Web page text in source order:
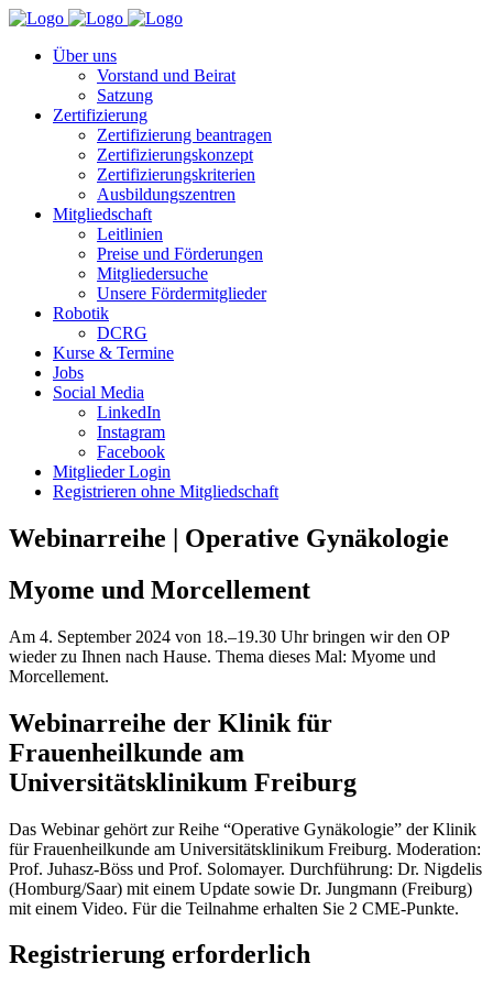
Über uns
Vorstand und Beirat
Satzung
Zertifizierung
Zertifizierung beantragen
Zertifizierungskonzept
Zertifizierungskriterien
Ausbildungszentren
Mitgliedschaft
Leitlinien
Preise und Förderungen
Mitgliedersuche
Unsere Fördermitglieder
Robotik
DCRG
Kurse & Termine
Jobs
Social Media
LinkedIn
Instagram
Facebook
Mitglieder Login
Registrieren ohne Mitgliedschaft
Webinarreihe | Operative Gynäkologie
Myome und Morcellement
Am 4. September 2024 von 18.–19.30 Uhr bringen wir den OP
wieder zu Ihnen nach Hause. Thema dieses Mal: Myome und
Morcellement.
Webinarreihe der Klinik für
Frauenheilkunde am
Universitätsklinikum Freiburg
Das Webinar gehört zur Reihe “Operative Gynäkologie” der Klinik
für Frauenheilkunde am Universitätsklinikum Freiburg. Moderation:
Prof. Juhasz-Böss und Prof. Solomayer. Durchführung: Dr. Nigdelis
(Homburg/Saar) mit einem Update sowie Dr. Jungmann (Freiburg)
mit einem Video. Für die Teilnahme erhalten Sie 2 CME-Punkte.
Registrierung erforderlich